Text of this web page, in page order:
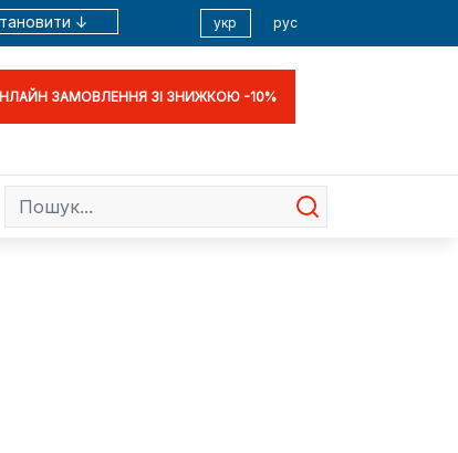
↓ укр рус
ЗАМОВЛЕННЯ ЗІ ЗНИЖКОЮ -10%